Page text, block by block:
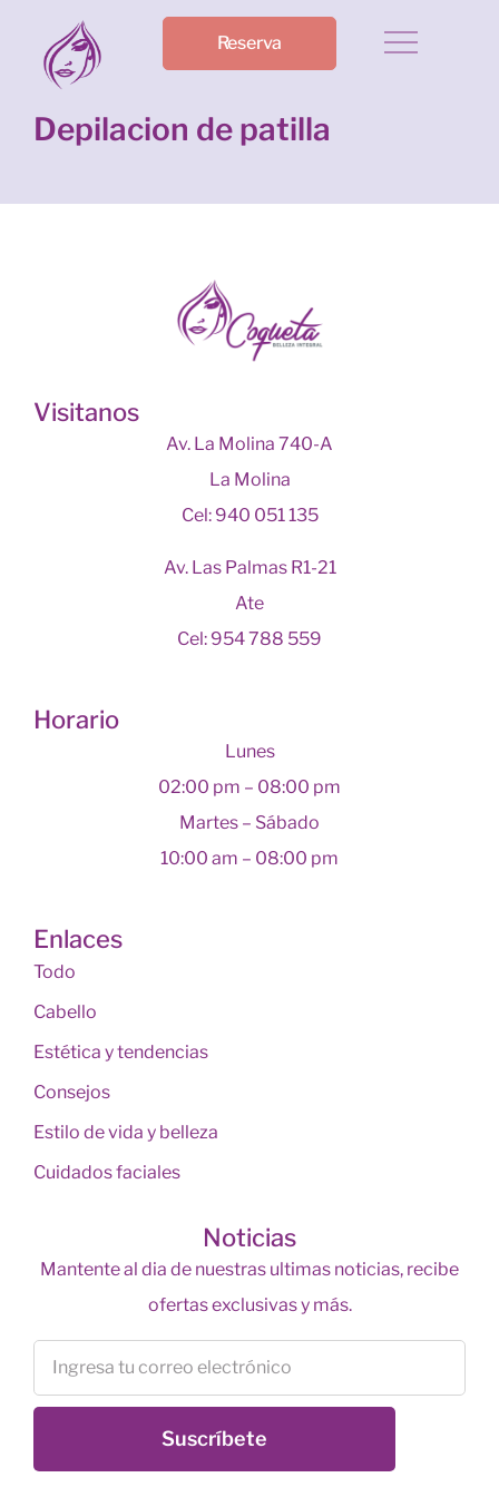
Reserva
Depilacion de patilla
Visitanos
Av. La Molina 740-A
La Molina
Cel: 940 051 135
Av. Las Palmas R1-21
Ate
Cel: 954 788 559
Horario
Lunes
02:00 pm – 08:00 pm
Martes – Sábado
10:00 am – 08:00 pm
Enlaces
Todo
Cabello
Estética y tendencias
Consejos
Estilo de vida y belleza
Cuidados faciales
Noticias
Mantente al dia de nuestras ultimas noticias, recibe
ofertas exclusivas y más.
Suscríbete